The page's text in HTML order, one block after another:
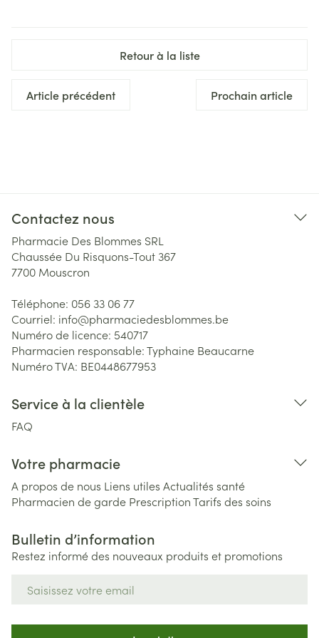
Retour à la liste
Article précédent Prochain article
Contactez nous
Pharmacie Des Blommes SRL
Chaussée Du Risquons-Tout 367
7700 Mouscron
Téléphone: 056 33 06 77
Courriel: info@pharmaciedesblommes.be
Numéro de licence: 540717
Pharmacien responsable:Typhaine Beaucarne
Numéro TVA: BE0448677953
Service à la clientèle
FAQ
Votre pharmacie
A propos de nous Liens utiles Actualités santé
Pharmacien de garde PrescriptionTarifs des soins
Bulletin d’information
Restez informé des nouveaux produits et promotions